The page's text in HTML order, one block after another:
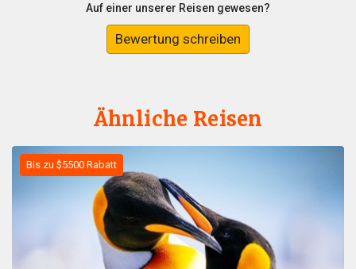
Auf einer unserer Reisen gewesen?
Bewertung schreiben
Ähnliche Reisen
Bis zu $5500 Rabatt